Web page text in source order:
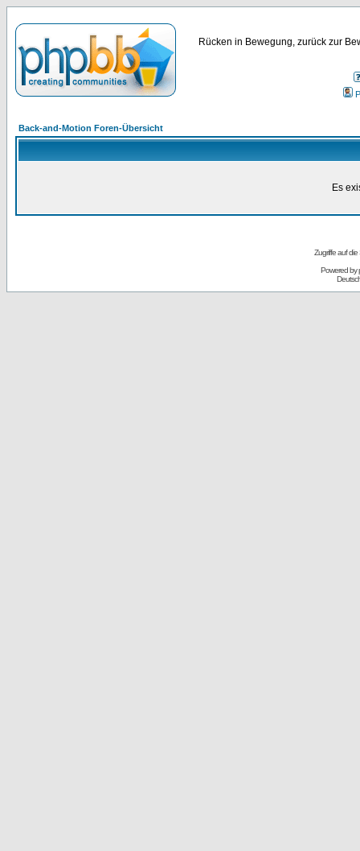
Rücken in Bewegung, zurück zur
Back-and-Motion Foren-Übersicht
Es
Zugriffe auf
Powered by